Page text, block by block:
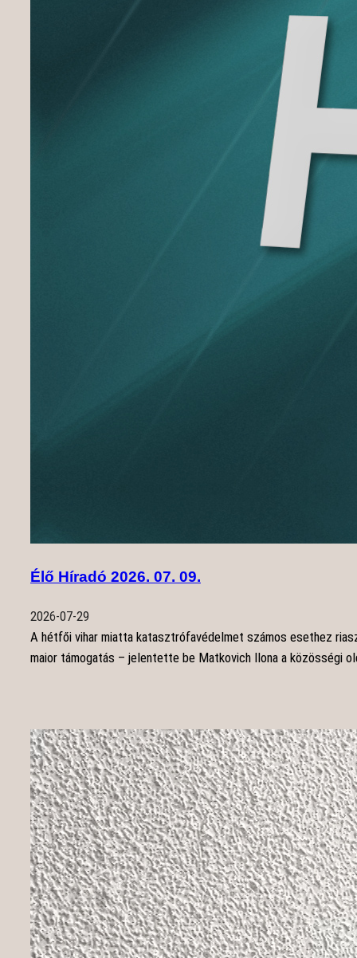
Élő Híradó 2026. 07. 09.
2026-07-29
A hétfői vihar miatta katasztrófavédelmet számos esethez
maior támogatás – jelentette be Matkovich Ilona a közösségi